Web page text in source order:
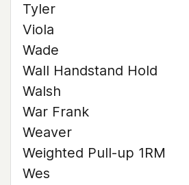
Tyler
Viola
Wade
Wall Handstand Hold
Walsh
War Frank
Weaver
Weighted Pull-up 1RM
Wes